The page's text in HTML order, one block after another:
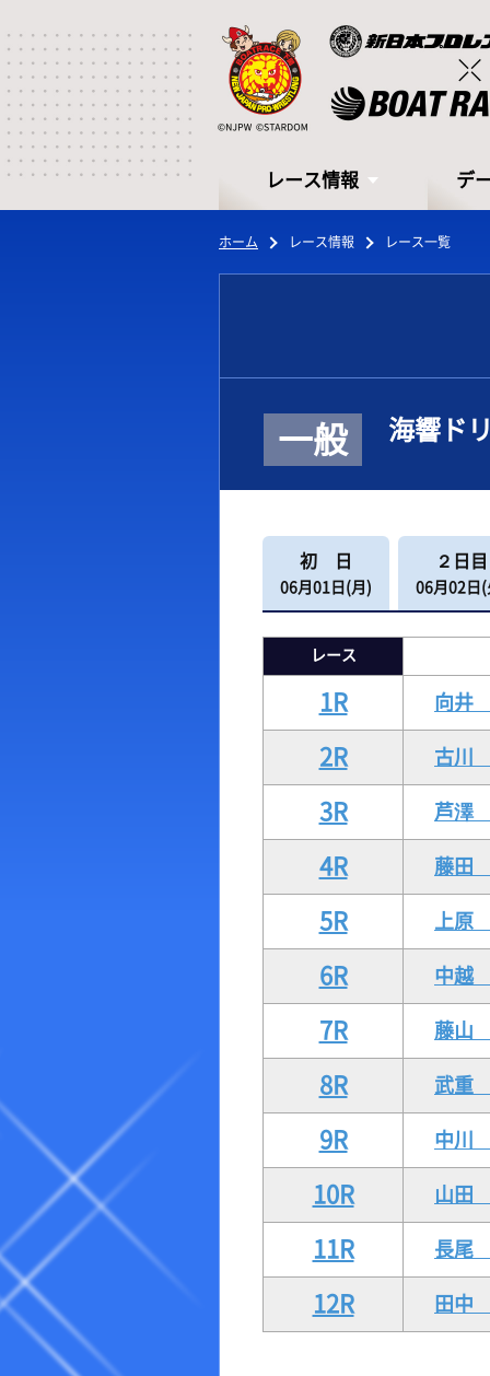
レース情報
レース情報
レース展望
レース一覧
レース結果一覧
デ
デ
出
水面
ホーム レース情報 レース一覧
一般 海響ド
初 日
06月01日(月)
２日目
06月02日(
レース
1R 向
2R 古
3R 芦
4R 藤
5R 上
6R 中
7R 藤
8R 武
9R 中
10R 山
11R 長
12R 田